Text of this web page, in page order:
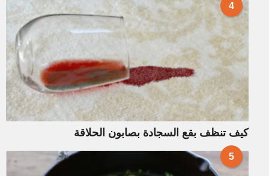
4
كيف تنظف بقع السجادة بصابون الحلاقة
5